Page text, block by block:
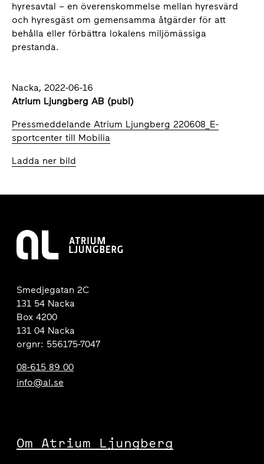
hyresavtal – en överenskommelse mellan hyresvärd
och hyresgäst om gemensamma åtgärder för att
behålla eller förbättra lokalens miljömässiga
prestanda.
Nacka, 2022-06-16
Atrium Ljungberg AB (publ)
Pressmeddelande Atrium Ljungberg 220608_E-
sportcenter till Mobilia
Ladda ner bild
Smedjegatan 2C
131 54 Nacka
Box 4200
131 04 Nacka
orgnr: 556175-7047
08-615 89 00
info@al.se
Om Atrium Ljungberg